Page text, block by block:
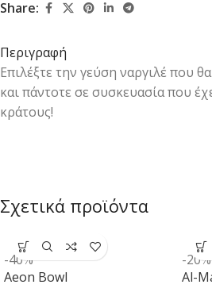
Share:
Περιγραφή
Επιλέξτε την γεύση ναργιλέ που
και πάντοτε σε συσκευασία που
κράτους!
Σχετικά προϊόντα
-40%
Aeon Bowl
-20%
Al-